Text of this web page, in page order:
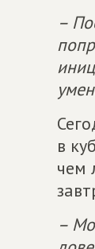
–
в
чем
–